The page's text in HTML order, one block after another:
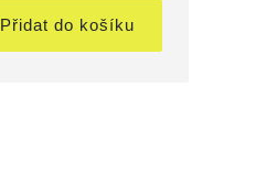
Přidat do košíku